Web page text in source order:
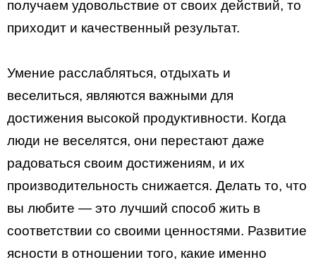
получаем удовольствие от своих действий, то
приходит и качественный результат.
Умение расслабляться, отдыхать и
веселиться, являются важными для
достижения высокой продуктивности. Когда
люди не веселятся, они перестают даже
радоваться своим достижениям, и их
производительность снижается. Делать то, что
вы любите — это лучший способ жить в
соответствии со своими ценностями. Развитие
ясности в отношении того, какие именно